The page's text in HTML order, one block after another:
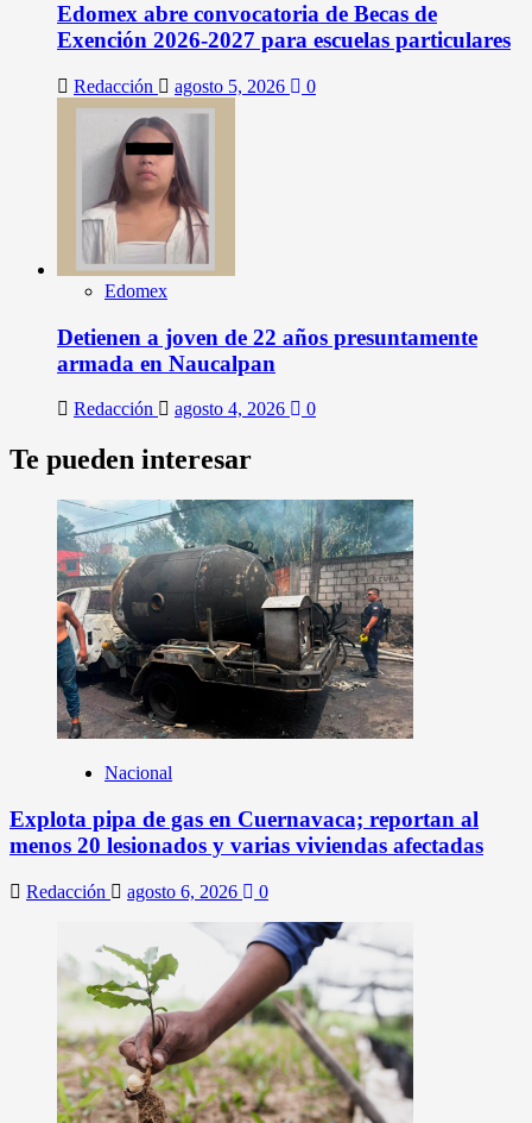
Edomex abre convocatoria de Becas de
Exención 2026-2027 para escuelas particulares
Redacción agosto 5, 2026 0
Edomex
Detienen a joven de 22 años presuntamente
armada en Naucalpan
Redacción agosto 4, 2026 0
Te pueden interesar
Nacional
Explota pipa de gas en Cuernavaca; reportan al
menos 20 lesionados y varias viviendas afectadas
Redacción agosto 6, 2026 0